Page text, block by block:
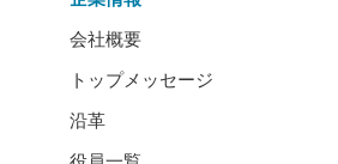
会社概要
トップメッセージ
沿革